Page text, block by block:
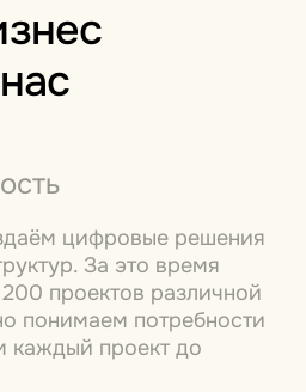
цифровые решения
За это время
проектов различной
понимаем потребности
каждый проект до